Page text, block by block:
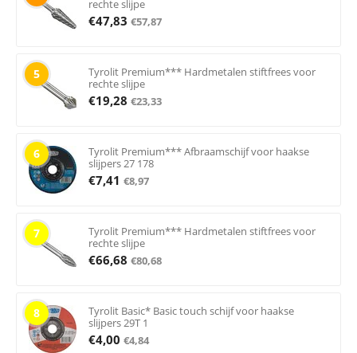
rechte slijpe
€47,83 €57,87
5
Tyrolit Premium*** Hardmetalen stiftfrees voor
rechte slijpe
€19,28 €23,33
6
Tyrolit Premium*** Afbraamschijf voor haakse
slijpers 27 178
€7,41 €8,97
7
Tyrolit Premium*** Hardmetalen stiftfrees voor
rechte slijpe
€66,68 €80,68
8
Tyrolit Basic* Basic touch schijf voor haakse
slijpers 29T 1
€4,00 €4,84